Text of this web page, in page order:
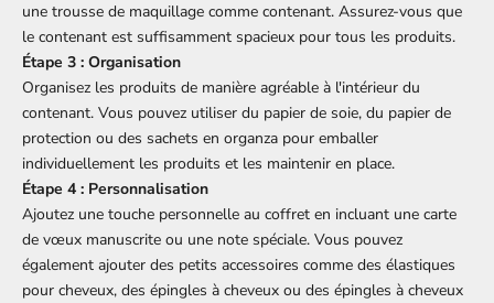
une trousse de maquillage comme contenant. Assurez-vous que
le contenant est suffisamment spacieux pour tous les produits.
Étape 3 : Organisation
Organisez les produits de manière agréable à l'intérieur du
contenant. Vous pouvez utiliser du papier de soie, du papier de
protection ou des sachets en organza pour emballer
individuellement les produits et les maintenir en place.
Étape 4 : Personnalisation
Ajoutez une touche personnelle au coffret en incluant une carte
de vœux manuscrite ou une note spéciale. Vous pouvez
également ajouter des petits accessoires comme des élastiques
pour cheveux, des épingles à cheveux ou des épingles à cheveux